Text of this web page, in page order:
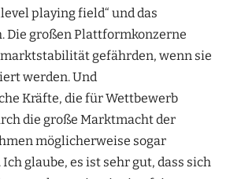
playing field“ und das
Die großen Plattformkonzerne
gefährden, wenn sie
werden. Und
Kräfte, die für Wettbewerb
die große Marktmacht der
möglicherweise sogar
glaube, es ist sehr gut, dass sich